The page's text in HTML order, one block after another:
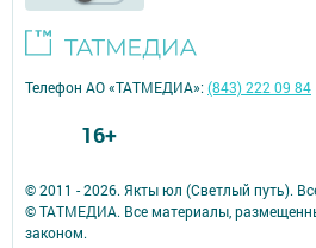
© 2011 - 2026. Якты юл (Светлый путь).
© ТАТМЕДИА. Все материалы,
законом.
Телефон АО «ТАТМЕДИА»:(843) 222 09 84
16+